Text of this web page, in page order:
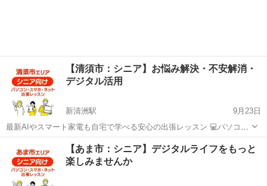
【清須市：シニア】お悩み解決・不安解消・
デジタル活用
新清洲駅
9月23日
最新AIやスマート家電も自宅で学べる安心の出張レッスン 💻パソコ
ン、📱スマホ、ネットのことで こんなお悩みはありませんか？ ・スマ
ホの操作を毎回家族に聞くのが気まずいと感じている ・大切な写真の
整理や保存方法...
新清洲駅 Windows総合 デジタル
【あま市：シニア】デジタルライフをもっと
楽しみませんか